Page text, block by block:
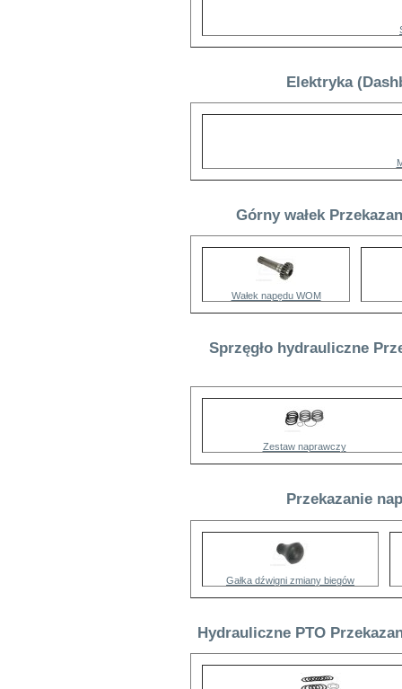
Elektryka
Górny wałek
Wałek napędu WOM
Sprzęgło hydrauliczne
Zestaw naprawczy
Przekazanie
Gałka dźwigni zmiany biegów
Hydrauliczne PTO